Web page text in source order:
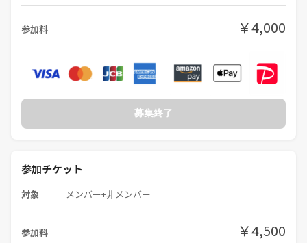
参加料 ￥4,000
募集終了
参加チケット
対象 メンバー+非メンバー
参加料 ￥4,500